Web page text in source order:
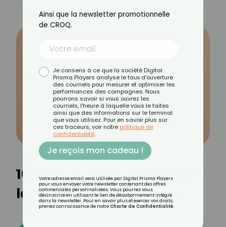
10 erreurs qui augmentent
la tension sans le savoir
Ainsi que la newsletter promotionnelle
de CROQ.
Je consens à ce que la société Digital
Prisma Players analyse le taux d'ouverture
des courriels pour mesurer et optimiser les
performances des campagnes. Nous
pourrons savoir si vous ouvrez les
courriels, l'heure à laquelle vous le faites
ainsi que des informations sur le terminal
que vous utilisez. Pour en savoir plus sur
ces traceurs, voir notre politique de
confidentialité.
Je reçois mon cadeau !
Votre adresse email sera utilisée par Digital Prisma Players
pour vous envoyer votre newsletter contenant des offres
commerciales personnalisées. Vous pourrez vous
désinscrire en utilisant le lien de désabonnement intégré
dans la newsletter. Pour en savoir plus et exercer vos droits,
prenez connaissance de notre Charte de Confidentialité.